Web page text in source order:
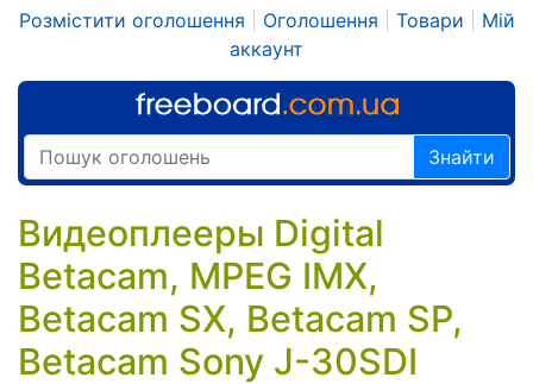
Розмістити оголошення Оголошення Товари
Мій
аккаунт
Знайти
Видеоплееры Digital
Betacam, MPEG IMX,
Betacam SX, Betacam SP,
Betacam Sony J-30SDI